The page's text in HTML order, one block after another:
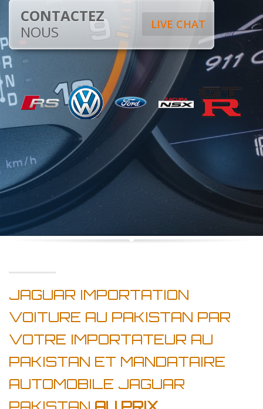
LIVE CHAT
CONTACTEZ
NOUS
JAGUAR IMPORTATION
VOITURE AU PAKISTAN PAR
VOTRE IMPORTATEUR AU
PAKISTAN ET MANDATAIRE
AUTOMOBILE JAGUAR